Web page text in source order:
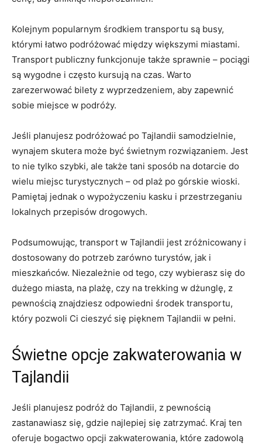
Kolejnym popularnym środkiem⁣ transportu są busy,
którymi⁣ łatwo⁢ podróżować między ‍większymi miastami.
Transport publiczny ⁢funkcjonuje także sprawnie – pociągi
są wygodne ‌i często kursują na czas. Warto
zarezerwować bilety z wyprzedzeniem, aby zapewnić‍
sobie miejsce w podróży.
Jeśli‍ planujesz podróżować po Tajlandii samodzielnie,⁢
wynajem skutera ​może być świetnym rozwiązaniem. Jest
to nie tylko⁣ szybki, ale‍ także tani sposób ⁢na dotarcie do
wielu miejsc turystycznych – od plaż‍ po górskie wioski.
Pamiętaj jednak ⁤o wypożyczeniu kasku i przestrzeganiu
lokalnych przepisów drogowych.
Podsumowując, transport w Tajlandii ​jest zróżnicowany i
dostosowany do​ potrzeb zarówno turystów, jak i
mieszkańców. Niezależnie od tego, ​czy wybierasz się ​do
dużego miasta, ⁤na plażę, czy na trekking w‍ dżunglę, z
pewnością znajdziesz odpowiedni ⁣środek transportu,
który pozwoli Ci cieszyć​ się pięknem Tajlandii w pełni.
Świetne opcje zakwaterowania w
Tajlandii
Jeśli planujesz podróż do Tajlandii, z pewnością
zastanawiasz się, gdzie ‍najlepiej⁤ się zatrzymać. Kraj ⁢ten
oferuje bogactwo opcji zakwaterowania, ​które zadowolą